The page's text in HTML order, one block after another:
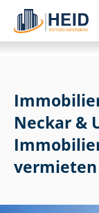
Neckar &
vermieten